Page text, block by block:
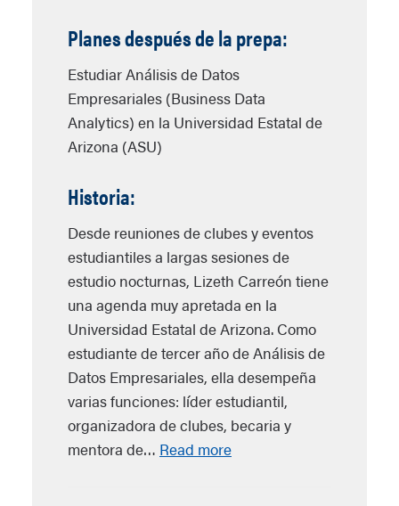
Planes después de la prepa:
Estudiar Análisis de Datos
Empresariales (Business Data
Analytics) en la Universidad Estatal de
Arizona (ASU)
Historia:
Desde reuniones de clubes y eventos
estudiantiles a largas sesiones de
estudio nocturnas, Lizeth Carreón tiene
una agenda muy apretada en la
Universidad Estatal de Arizona. Como
estudiante de tercer año de Análisis de
Datos Empresariales, ella desempeña
varias funciones: líder estudiantil,
organizadora de clubes, becaria y
mentora de… Read more